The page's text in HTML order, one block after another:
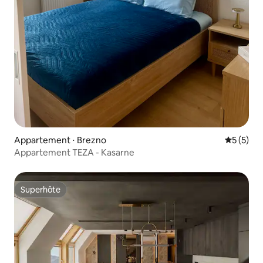
Appartement ⋅ Brezno
5 (5)
Appartement TEZA - Kasarne
Superhôte
Superhôte